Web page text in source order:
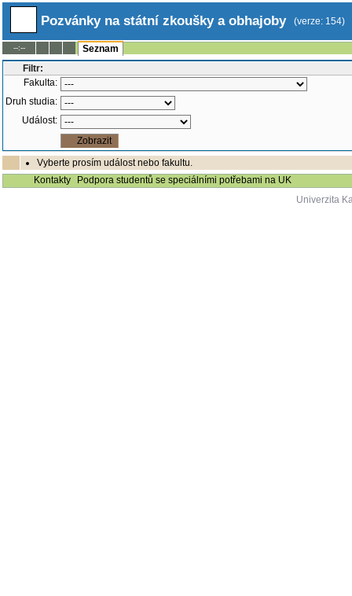
Pozvánky na státní zkoušky a obhajoby (verze: 154)
--:--
Seznam
Filtr:
Fakulta:
Druh studia:
Událost:
Vyberte prosím událost nebo fakultu.
Kontakty
Podpora studentů se speciálními potřebami na UK
Univerzita